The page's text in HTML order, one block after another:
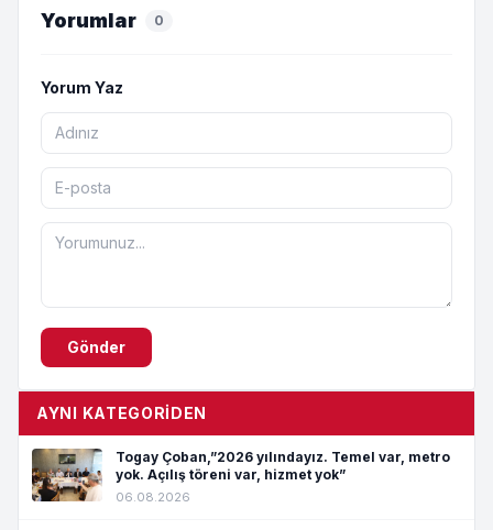
Yorumlar 0
Yorum Yaz
Gönder
AYNI KATEGORIDEN
Togay Çoban,”2026 yılındayız. Temel var, metro
yok. Açılış töreni var, hizmet yok”
06.08.2026